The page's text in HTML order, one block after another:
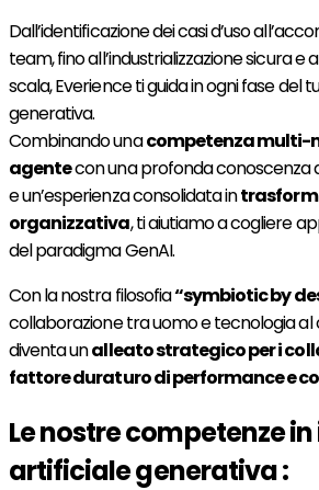
Dall’identificazione dei casi d’uso
team, fino all’industrializzazione sicura e
scala, Everience ti guida in ogni fase del
generativa.
Combinando unacompetenza multi-
agentecon una profonda conoscenza
e un’esperienza consolidata in
organizzativa, ti aiutiamo a cogliere
del paradigma GenAI.
Con la nostra filosofia“symbiotic by
collaborazione tra uomo e tecnologia al
diventa unalleato strategico per i
fattore duraturo di performance e
Le nostre competenze
artificiale generativa :